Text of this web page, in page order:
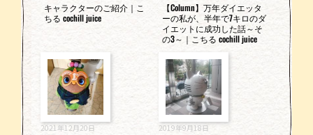
キャラクターのご紹介｜こ
ちる cochill juice
【Column】万年ダイエッタ
ーの私が、半年で7キロのダ
イエットに成功した話～そ
の3～｜こちる cochill juice
2021年12月20日 2019年9月18日